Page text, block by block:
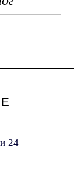
24